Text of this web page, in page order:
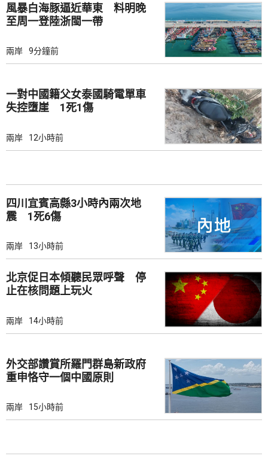
風暴白海豚逼近華東 料明晚
至周一登陸浙閩一帶
兩岸 9分鐘前
一對中國籍父女泰國騎電單車
失控墮崖 1死1傷
兩岸 12小時前
四川宜賓高縣3小時內兩次地
震 1死6傷
兩岸 13小時前
北京促日本傾聽民眾呼聲 停
止在核問題上玩火
兩岸 14小時前
外交部讚賞所羅門群島新政府
重申恪守一個中國原則
兩岸 15小時前